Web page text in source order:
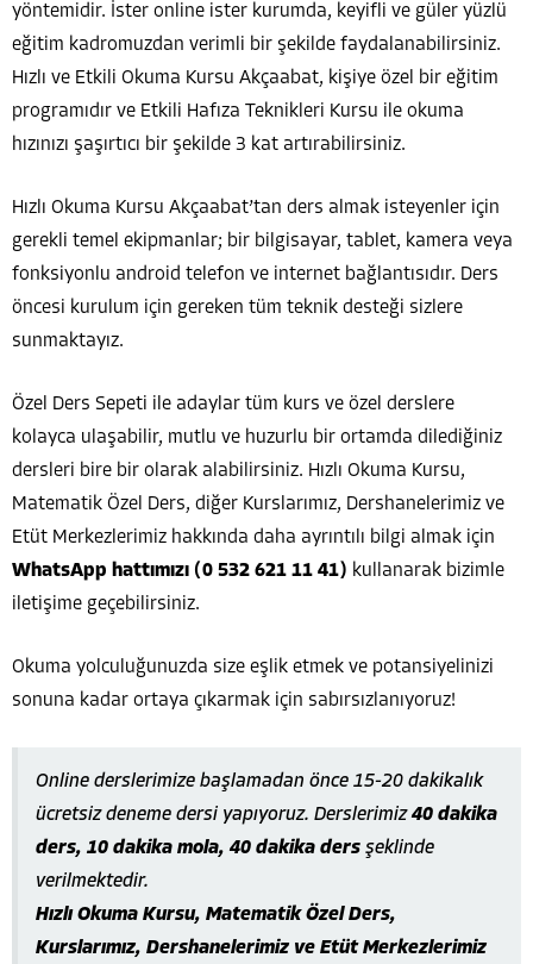
yöntemidir. İster online ister kurumda, keyifli ve güler yüzlü
eğitim kadromuzdan verimli bir şekilde faydalanabilirsiniz.
Hızlı ve Etkili Okuma Kursu Akçaabat, kişiye özel bir eğitim
programıdır ve Etkili Hafıza Teknikleri Kursu ile okuma
hızınızı şaşırtıcı bir şekilde 3 kat artırabilirsiniz.
Hızlı Okuma Kursu Akçaabat’tan ders almak isteyenler için
gerekli temel ekipmanlar; bir bilgisayar, tablet, kamera veya
fonksiyonlu android telefon ve internet bağlantısıdır. Ders
öncesi kurulum için gereken tüm teknik desteği sizlere
sunmaktayız.
Özel Ders Sepeti ile adaylar tüm kurs ve özel derslere
kolayca ulaşabilir, mutlu ve huzurlu bir ortamda dilediğiniz
dersleri bire bir olarak alabilirsiniz. Hızlı Okuma Kursu,
Matematik Özel Ders, diğer Kurslarımız, Dershanelerimiz ve
Etüt Merkezlerimiz hakkında daha ayrıntılı bilgi almak için
WhatsApp hattımızı (0 532 621 11 41) kullanarak bizimle
iletişime geçebilirsiniz.
Okuma yolculuğunuzda size eşlik etmek ve potansiyelinizi
sonuna kadar ortaya çıkarmak için sabırsızlanıyoruz!
Online derslerimize başlamadan önce 15-20 dakikalık
ücretsiz deneme dersi yapıyoruz. Derslerimiz40 dakika
ders, 10 dakika mola, 40 dakika ders şeklinde
verilmektedir.
Hızlı Okuma Kursu, Matematik Özel Ders,
Kurslarımız, Dershanelerimiz ve Etüt Merkezlerimiz